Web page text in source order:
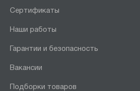
Сертификаты
Наши работы
Гарантии и безопасность
Вакансии
Подборки товаров